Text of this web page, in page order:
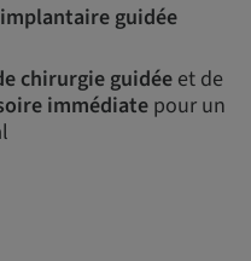
guidée
chirurgie guidéeet de
immédiate pour un